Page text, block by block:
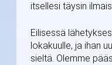
itsellesi täysin
Eilisessä
lokakuulle, ja ihan
sieltä. Olemme